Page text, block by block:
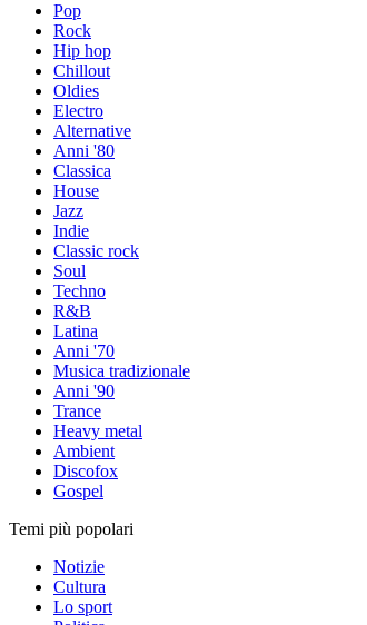
Pop
Rock
Hip hop
Chillout
Oldies
Electro
Alternative
Anni '80
Classica
House
Jazz
Indie
Classic rock
Soul
Techno
R&B
Latina
Anni '70
Musica tradizionale
Anni '90
Trance
Heavy metal
Ambient
Discofox
Gospel
Temi più popolari
Notizie
Cultura
Lo sport